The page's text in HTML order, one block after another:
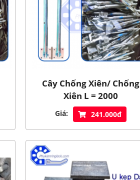
Cây Chống Xiên/ Chống
Xiên L = 2000
Giá: 241.000đ